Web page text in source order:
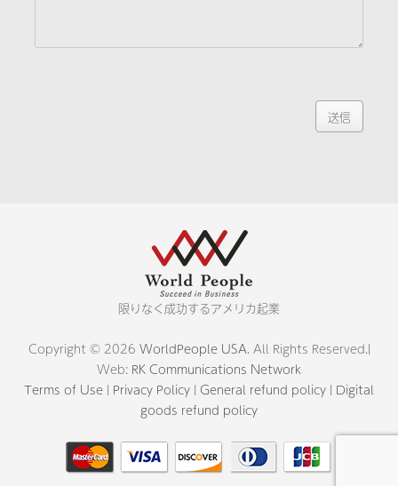
限りなく成功するアメリカ起業
Copyright © 2026 WorldPeople USA. All Rights Reserved.|
Web: RK Communications Network
Terms of Use | Privacy Policy | General refund policy | Digital
goods refund policy